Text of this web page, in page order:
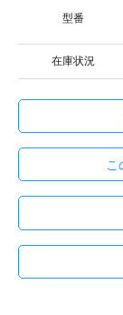
型番
在庫状況
こ